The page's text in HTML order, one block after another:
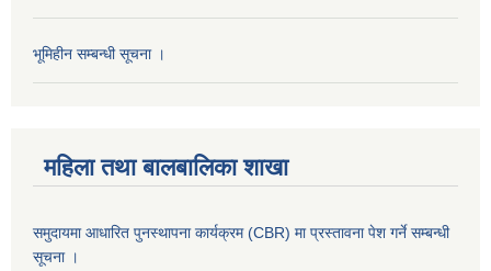
भूमिहीन सम्बन्धी सूचना ।
महिला तथा बालबालिका शाखा
समुदायमा आधारित पुनस्थापना कार्यक्रम (CBR) मा प्रस्तावना पेश गर्ने सम्बन्धी
सूचना ।